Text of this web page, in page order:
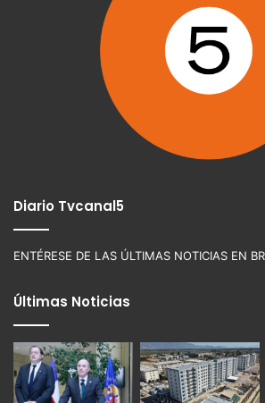
Diario Tvcanal5
ENTÉRESE DE LAS ÚLTIMAS NOTICIAS EN
Últimas Noticias